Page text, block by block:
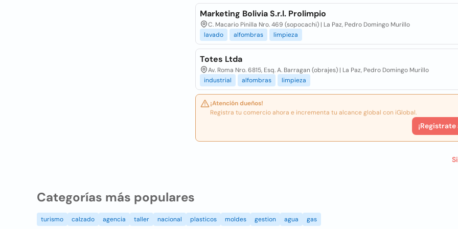
Marketing Bolivia S.r.l. Prolimpio
C. Macario Pinilla Nro. 469 (sopocachi) | La Paz, Pedro Domingo Murillo
lavado
alfombras limpieza
Totes Ltda
Av. Roma Nro. 6815, Esq. A. Barragan (obrajes) | La Paz, Pedro Domingo Murillo
industrial
alfombras limpieza
¡Atención dueños!
Registra tu comercio ahora e incrementa tu alcance global con iGlobal.
¡Registrate
Categorías más populares
turismo calzado agencia taller nacional plasticos moldes gestion agua gas